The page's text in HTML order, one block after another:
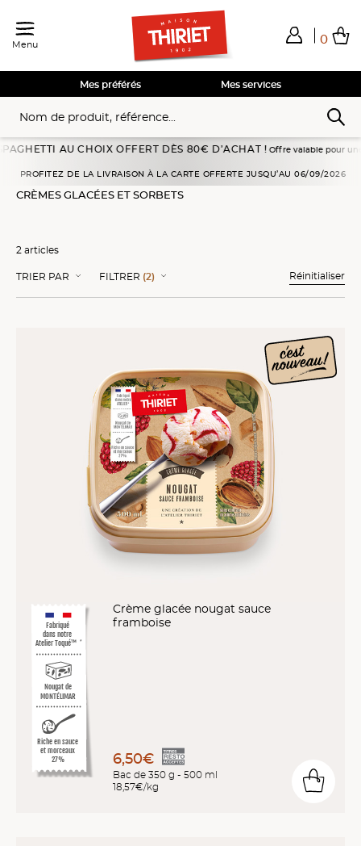
Menu 0
Total de mes achats
Voir mon panier
Voir mon panier
Voir mon panier
Voir mon panier
Mes services
Mes préférés
AU CHOIX OFFERT DÈS 80€ D’ACHAT !Offre valable pour une
PROFITEZ DE LA LIVRAISON À LA CARTE OFFERTE JUSQU’AU 06/09/2026
CRÈMES GLACÉES ET SORBETS
2 articles
TRIER PAR FILTRER (2) Réinitialiser
Fabriqué
dans notre
Atelier Toqué™ *
Nougat de
MONTÉLIMAR
Riche en sauce
et morceaux
27%
Crème glacée nougat sauce
framboise
6,50€
Bac de 350 g - 500 ml
18,57€/kg